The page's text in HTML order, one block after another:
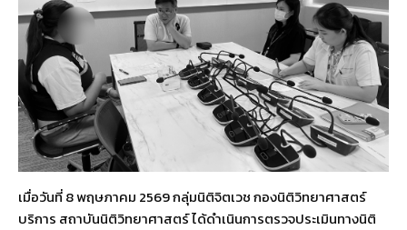
เมื่อวันที่ 8 พฤษภาคม 2569 กลุ่มนิติจิตเวช กองนิติวิทยาศาสตร์
บริการ สถาบันนิติวิทยาศาสตร์ ได้ดำเนินการตรวจประเมินทางนิติ